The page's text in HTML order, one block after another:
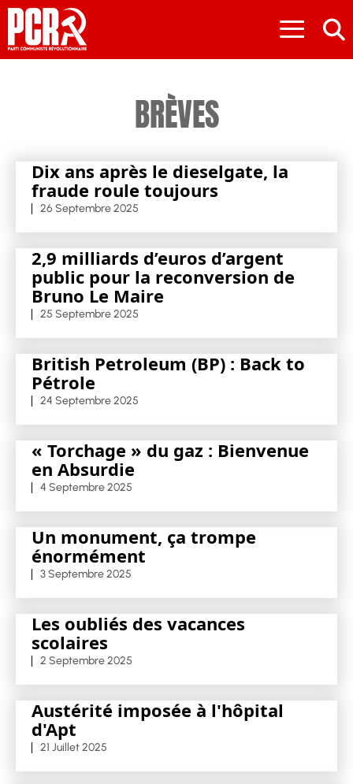
≡
BRÈVES
Dix ans après le dieselgate, la
fraude roule toujours
26 Septembre 2025
2,9 milliards d’euros d’argent
public pour la reconversion de
Bruno Le Maire
25 Septembre 2025
British Petroleum (BP) : Back to
Pétrole
24 Septembre 2025
« Torchage » du gaz : Bienvenue
en Absurdie
4 Septembre 2025
Un monument, ça trompe
énormément
3 Septembre 2025
Les oubliés des vacances
scolaires
2 Septembre 2025
Austérité imposée à l'hôpital
d'Apt
21 Juillet 2025